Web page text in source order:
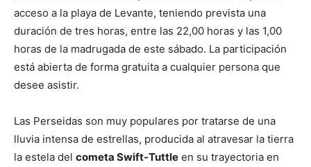
acceso a la playa de Levante, teniendo prevista una
duración de tres horas, entre las 22,00 horas y las 1,00
horas de la madrugada de este sábado. La participación
está abierta de forma gratuita a cualquier persona que
desee asistir.
Las Perseidas son muy populares por tratarse de una
lluvia intensa de estrellas, producida al atravesar la tierra
la estela del cometa Swift-Tuttle en su trayectoria en